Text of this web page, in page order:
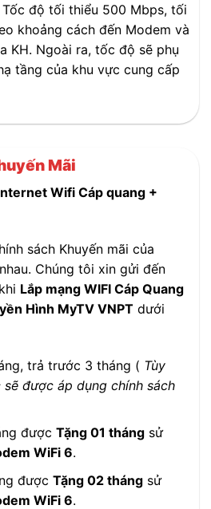
độ tối thiểu 500 Mbps, tối
khoảng cách đến Modem và
KH. Ngoài ra, tốc độ sẽ phụ
tầng của khu vực cung cấp
Mãi
Wifi Cáp quang +
sách Khuyến mãi của
Chúng tôi xin gửi đến
Lắp mạng WIFI Cáp Quang
Hình MyTV VNPT dưới
trả trước 3 tháng ( Tùy
được áp dụng chính sách
được Tặng 01 thángsử
WiFi 6.
được Tặng 02 thángsử
WiFi 6.